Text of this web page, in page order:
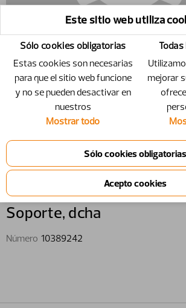
10389242 - Soporte, dcha
Soporte,​ dcha
Número 10389242
Este sitio web utiliza
Sólo cookies obligatorias
Estas cookies son necesarias
para que el sitio web funcione
y no se pueden desactivar en
nuestros
Mostrar todo
mejorar